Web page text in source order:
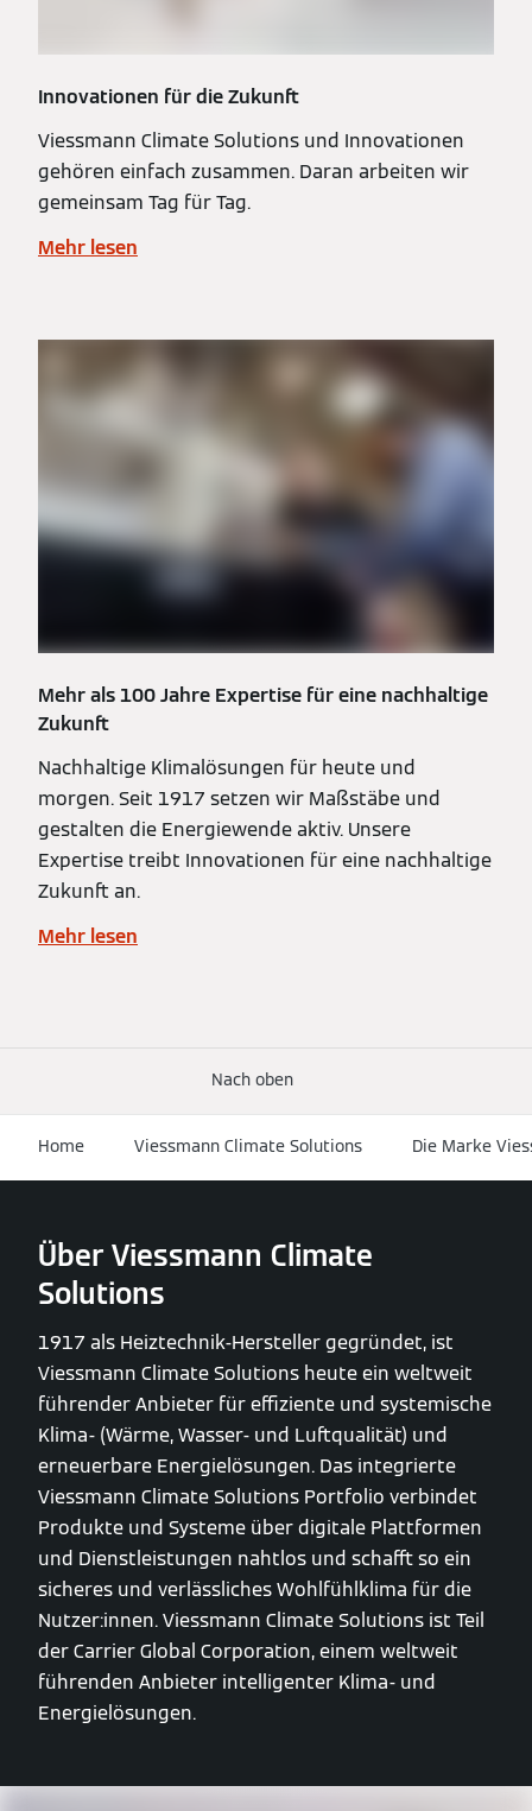
Innovationen für die Zukunft
Viessmann Climate Solutions und Innovationen
gehören einfach zusammen. Daran arbeiten wir
gemeinsam Tag für Tag.
Mehr lesen
Mehr als 100 Jahre Expertise für eine nachhaltige
Zukunft
Nachhaltige Klimalösungen für heute und
morgen. Seit 1917 setzen wir Maßstäbe und
gestalten die Energiewende aktiv. Unsere
Expertise treibt Innovationen für eine nachhaltige
Zukunft an.
Mehr lesen
Nach oben
Home Viessmann Climate Solutions Die Marke
Über Viessmann Climate
Solutions
1917 als Heiztechnik-Hersteller gegründet, ist
Viessmann Climate Solutions heute ein weltweit
führender Anbieter für effiziente und systemische
Klima- (Wärme, Wasser- und Luftqualität) und
erneuerbare Energielösungen. Das integrierte
Viessmann Climate Solutions Portfolio verbindet
Produkte und Systeme über digitale Plattformen
und Dienstleistungen nahtlos und schafft so ein
sicheres und verlässliches Wohlfühlklima für die
Nutzer:innen. Viessmann Climate Solutions ist Teil
der Carrier Global Corporation, einem weltweit
führenden Anbieter intelligenter Klima- und
Energielösungen.